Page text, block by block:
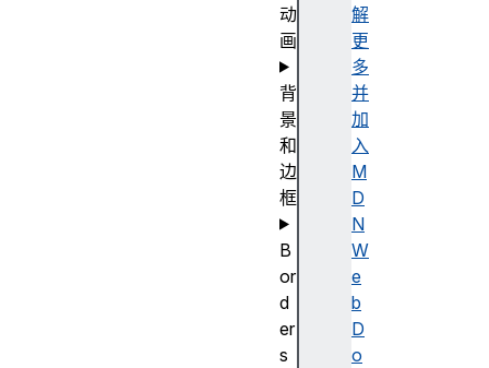
解
更
多
并
加
入
M
D
N
W
e
b
D
o
动
画
背
景
和
边
框
B
or
d
er
s